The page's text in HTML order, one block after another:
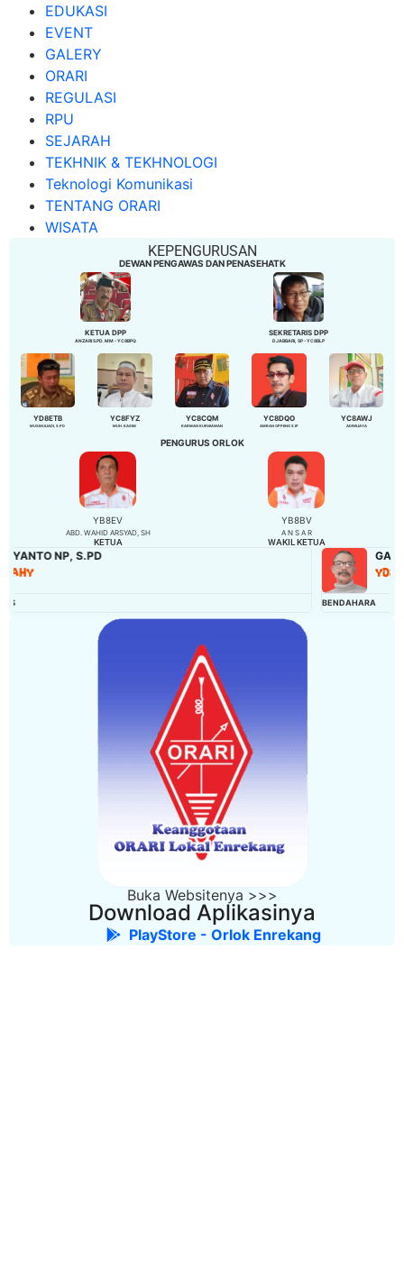
EDUKASI
EVENT
GALERY
ORARI
REGULASI
RPU
SEJARAH
TEKHNIK & TEKHNOLOGI
Teknologi Komunikasi
TENTANG ORARI
WISATA
KEPENGURUSAN
DEWAN PENGAWAS DAN PENASEHATK
KETUA DPP
ANZARI S.PD. MM - YC8BPQ
SEKRETARIS DPP
DJABBARI, SP - YC8BLP
YD8ETB
MUSMULIADI, S.PD
YC8FYZ
MUH. KASIM
YC8CQM
KARMAN KURNIAWAN
YC8DQO
AMRAN OPPENG S.IP
YC8AWJ
ADIWIJAYA
PENGURUS ORLOK
YB8EV
ABD. WAHID ARSYAD, SH
KETUA
YB8BV
A N S A R
WAKIL KETUA
GASALI
Buka Websitenya >>>
Download Aplikasinya
PlayStore - Orlok Enrekang